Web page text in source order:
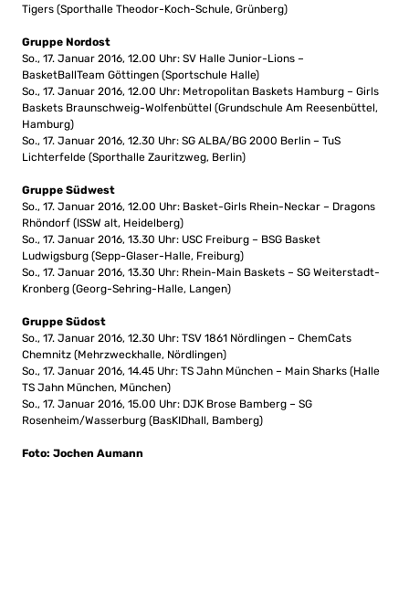
Tigers (Sporthalle Theodor-Koch-Schule, Grünberg)
Gruppe Nordost
So., 17. Januar 2016, 12.00 Uhr: SV Halle Junior-Lions –
BasketBallTeam Göttingen (Sportschule Halle)
So., 17. Januar 2016, 12.00 Uhr: Metropolitan Baskets Hamburg – Girls
Baskets Braunschweig-Wolfenbüttel (Grundschule Am Reesenbüttel,
Hamburg)
So., 17. Januar 2016, 12.30 Uhr: SG ALBA/BG 2000 Berlin – TuS
Lichterfelde (Sporthalle Zauritzweg, Berlin)
Gruppe Südwest
So., 17. Januar 2016, 12.00 Uhr: Basket-Girls Rhein-Neckar – Dragons
Rhöndorf (ISSW alt, Heidelberg)
So., 17. Januar 2016, 13.30 Uhr: USC Freiburg – BSG Basket
Ludwigsburg (Sepp-Glaser-Halle, Freiburg)
So., 17. Januar 2016, 13.30 Uhr: Rhein-Main Baskets – SG Weiterstadt-
Kronberg (Georg-Sehring-Halle, Langen)
Gruppe Südost
So., 17. Januar 2016, 12.30 Uhr: TSV 1861 Nördlingen – ChemCats
Chemnitz (Mehrzweckhalle, Nördlingen)
So., 17. Januar 2016, 14.45 Uhr: TS Jahn München – Main Sharks (Halle
TS Jahn München, München)
So., 17. Januar 2016, 15.00 Uhr: DJK Brose Bamberg – SG
Rosenheim/Wasserburg (BasKIDhall, Bamberg)
Foto: Jochen Aumann